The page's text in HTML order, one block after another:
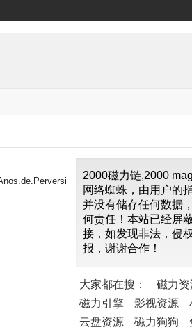
2000磁力链,2000
网络蜘蛛，由用户的
并没有储存任何数据
何责任！本站已经屏
接，如发现非法，侵
报，谢谢合作！
大家都在搜： 磁力资
磁力引擎
影视资源
云盘资源
磁力狗狗